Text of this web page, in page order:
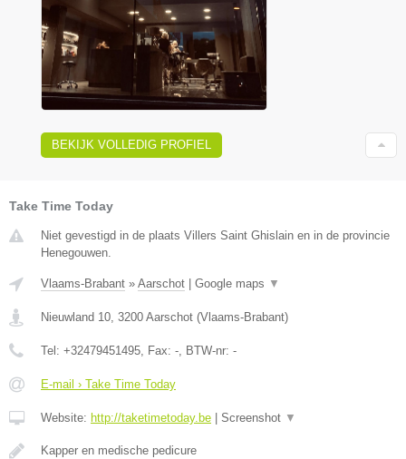
BEKIJK VOLLEDIG PROFIEL
Take Time Today
Niet gevestigd in de plaats Villers Saint Ghislain en in de provincie
Henegouwen.
Vlaams-Brabant » Aarschot Google maps ▼
Nieuwland 10, 3200 Aarschot (Vlaams-Brabant)
Tel: +32479451495, Fax: -, BTW-nr: -
E-mail › Take Time Today
Website: http://taketimetoday.be Screenshot ▼
Kapper en medische pedicure